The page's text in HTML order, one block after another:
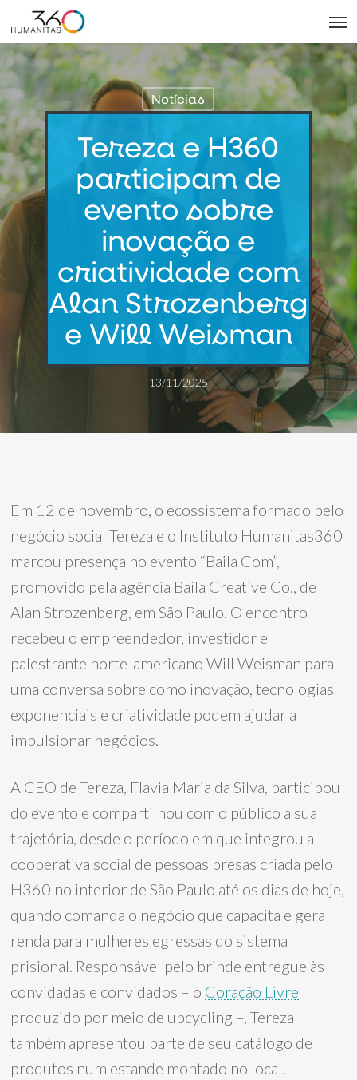
to
main
content
Notícias
Tereza e H360
participam de
evento sobre
inovação e
criatividade com
Alan Strozenberg
e Will Weisman
13/11/2025
Em 12 de novembro, o ecossistema formado pelo
negócio social Tereza e o Instituto Humanitas360
marcou presença no evento “Baila Com”,
promovido pela agência Baila Creative Co., de
Alan Strozenberg, em São Paulo. O encontro
recebeu o empreendedor, investidor e
palestrante norte-americano Will Weisman para
uma conversa sobre como inovação, tecnologias
exponenciais e criatividade podem ajudar a
impulsionar negócios.
A CEO de Tereza, Flavia Maria da Silva, participou
do evento e compartilhou com o público a sua
trajetória, desde o período em que integrou a
cooperativa social de pessoas presas criada pelo
H360 no interior de São Paulo até os dias de hoje,
quando comanda o negócio que capacita e gera
renda para mulheres egressas do sistema
prisional. Responsável pelo brinde entregue às
convidadas e convidados – o Coração Livre
produzido por meio de upcycling –, Tereza
também apresentou parte de seu catálogo de
produtos num estande montado no local.